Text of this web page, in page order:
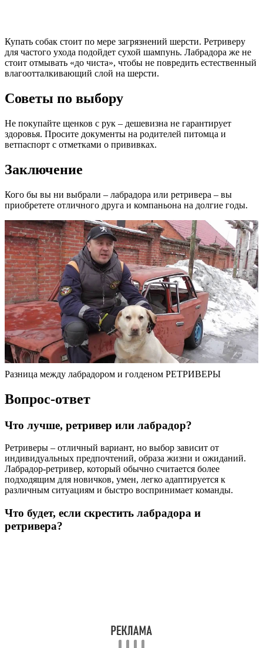
Купать собак стоит по мере загрязнений шерсти. Ретриверу
для частого ухода подойдет сухой шампунь. Лабрадора же не
стоит отмывать «до чиста», чтобы не повредить естественный
влагоотталкивающий слой на шерсти.
Советы по выбору
Не покупайте щенков с рук – дешевизна не гарантирует
здоровья. Просите документы на родителей питомца и
ветпаспорт с отметками о прививках.
Заключение
Кого бы вы ни выбрали – лабрадора или ретривера – вы
приобретете отличного друга и компаньона на долгие годы.
Разница между лабрадором и голденом РЕТРИВЕРЫ
Вопрос-ответ
Что лучше, ретривер или лабрадор?
Ретриверы – отличный вариант, но выбор зависит от
индивидуальных предпочтений, образа жизни и ожиданий.
Лабрадор-ретривер, который обычно считается более
подходящим для новичков, умен, легко адаптируется к
различным ситуациям и быстро воспринимает команды.
Что будет, если скрестить лабрадора и
ретривера?